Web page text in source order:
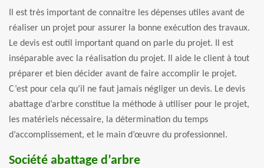
Il est très important de connaitre les dépenses utiles avant de
réaliser un projet pour assurer la bonne exécution des travaux.
Le devis est outil important quand on parle du projet. Il est
inséparable avec la réalisation du projet. Il aide le client à tout
préparer et bien décider avant de faire accomplir le projet.
C’est pour cela qu’il ne faut jamais négliger un devis. Le devis
abattage d’arbre constitue la méthode à utiliser pour le projet,
les matériels nécessaire, la détermination du temps
d’accomplissement, et le main d’œuvre du professionnel.
Société abattage d’arbre